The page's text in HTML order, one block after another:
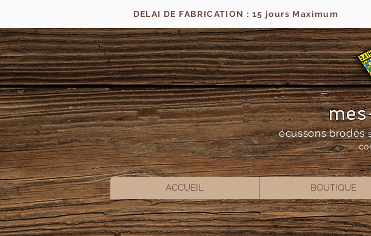
DELAI DE FABRICATION : 15 jours Maximum
écussons brodés
ACCUEIL BOUTIQUE